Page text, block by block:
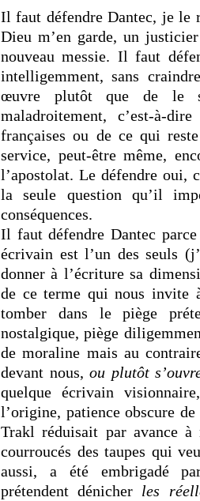
Il faut défendre Dantec, je le
Dieu m’en garde, un
nouveau messie. Il faut
intelligemment, sans
œuvre plutôt que de le
maladroitement, c’est-à-
françaises ou de ce qui
service, peut-être même,
l’apostolat. Le défendre oui,
la seule question qu’il
conséquences.
Il faut défendre Dantec
écrivain est l’un des seuls
donner à l’écriture sa
de ce terme qui nous invite
tomber dans le piège
nostalgique, piège
de moraline mais au
devant nous,ou plutôt
quelque écrivain
l’origine, patience obscure
Trakl réduisait par avance à
courroucés des taupes qui
aussi, a été embrigadé
prétendent dénicher les